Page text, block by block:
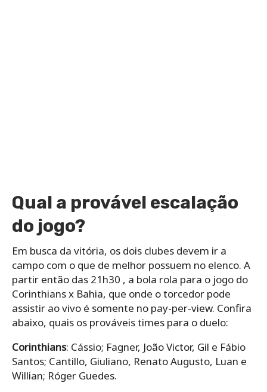
Qual a provável escalação
do jogo?
Em busca da vitória, os dois clubes devem ir a
campo com o que de melhor possuem no elenco. A
partir então das 21h30 , a bola rola para o jogo do
Corinthians x Bahia, que onde o torcedor pode
assistir ao vivo é somente no pay-per-view. Confira
abaixo, quais os prováveis times para o duelo:
Corinthians: Cássio; Fagner, João Victor, Gil e Fábio
Santos; Cantillo, Giuliano, Renato Augusto, Luan e
Willian; Róger Guedes.